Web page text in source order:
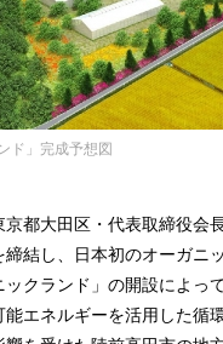
ド」完成予想図
都大田区・代表取締役会
結し、日本初のオーガニ
クランド」の開設によっ
エネルギーを活用した循